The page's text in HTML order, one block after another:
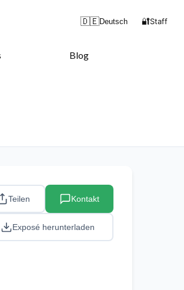
Blog
🇩🇪Deutsch 🔐Staff
Teilen Kontakt
Exposé herunterladen